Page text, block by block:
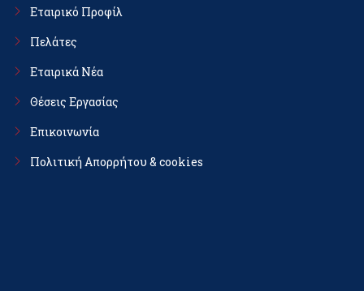
Εταιρικό Προφίλ
Πελάτες
Εταιρικά Νέα
Θέσεις Εργασίας
Επικοινωνία
Πολιτική Απορρήτου & cookies